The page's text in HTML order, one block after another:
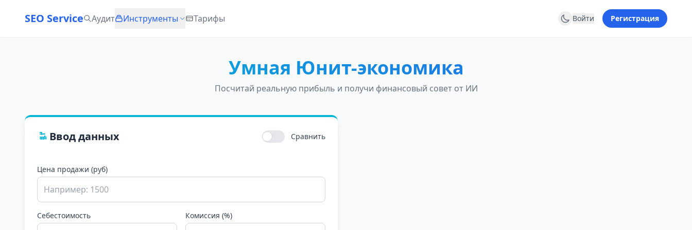
SEO Service Аудит Инструменты Тарифы Войти Регистрация
Умная Юнит-экономика
Посчитай реальную прибыль и получи финансовый совет от ИИ
Ввод данных Сравнить
Цена продажи (руб)
Себестоимость Комиссия (%)